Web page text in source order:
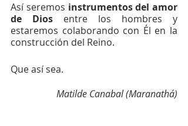
Así seremos instrumentos del amor
de Dios entre los hombres y
estaremos colaborando con Él en la
construcción del Reino.
Que así sea.
Matilde Canabal (Maranathá)